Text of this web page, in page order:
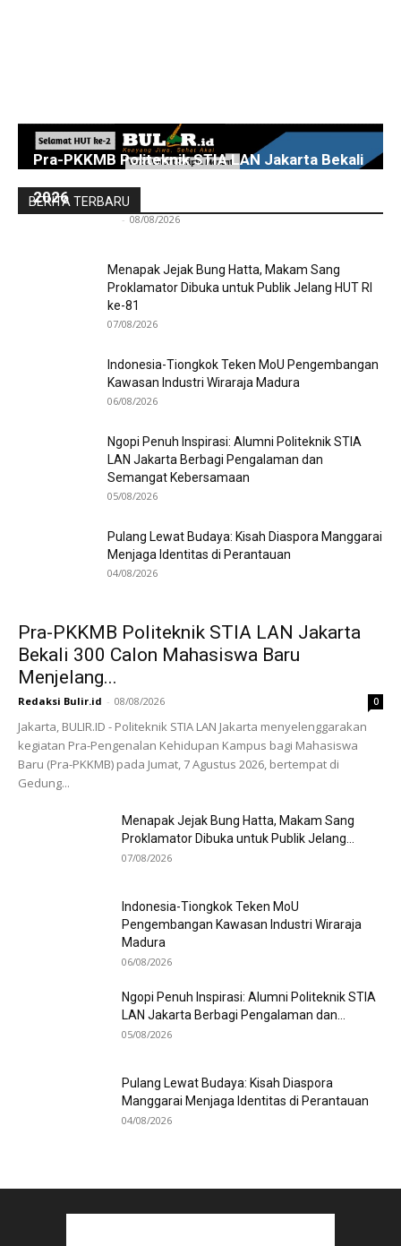
BERITA TERBARU
Pra-PKKMB Politeknik STIA LAN Jakarta Bekali
2026
- 08/08/2026
Menapak Jejak Bung Hatta, Makam Sang
Proklamator Dibuka untuk Publik Jelang HUT RI
ke-81
07/08/2026
Indonesia-Tiongkok Teken MoU Pengembangan
Kawasan Industri Wiraraja Madura
06/08/2026
Ngopi Penuh Inspirasi: Alumni Politeknik STIA
LAN Jakarta Berbagi Pengalaman dan
Semangat Kebersamaan
05/08/2026
Pulang Lewat Budaya: Kisah Diaspora Manggarai
Menjaga Identitas di Perantauan
04/08/2026
Pra-PKKMB Politeknik STIA LAN Jakarta
Bekali 300 Calon Mahasiswa Baru
Menjelang...
Redaksi Bulir.id - 08/08/2026 0
Jakarta, BULIR.ID - Politeknik STIA LAN Jakarta menyelenggarakan
kegiatan Pra-Pengenalan Kehidupan Kampus bagi Mahasiswa
Baru (Pra-PKKMB) pada Jumat, 7 Agustus 2026, bertempat di
Gedung...
Menapak Jejak Bung Hatta, Makam Sang
Proklamator Dibuka untuk Publik Jelang...
07/08/2026
Indonesia-Tiongkok Teken MoU
Pengembangan Kawasan Industri Wiraraja
Madura
06/08/2026
Ngopi Penuh Inspirasi: Alumni Politeknik STIA
LAN Jakarta Berbagi Pengalaman dan...
05/08/2026
Pulang Lewat Budaya: Kisah Diaspora
Manggarai Menjaga Identitas di Perantauan
04/08/2026